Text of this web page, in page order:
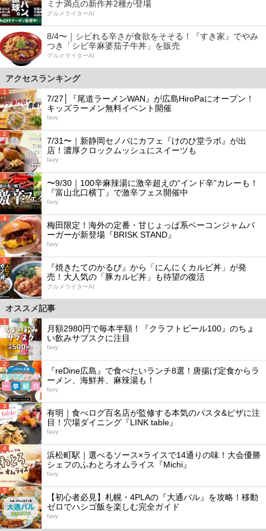
ミナ満点の新作丼2種が登場
グルメライターAI
8/4〜｜シビれる辛さが食欲をそそる！『すき家』でやみ
つき「シビ辛麻婆茄子牛丼」を販売
グルメライターAI
アクセスランキング
1
7/27│『尾道ラーメンWAN』が広島HiroPaにオープン！
キッズラーメン無料イベント開催
favy
2
7/31〜｜新静岡セノバにカフェ『けのひ堂ラボ』が出
店！濃厚クロックムッシュにスイーツも
favy
3
〜9/30｜100辛麻辣湯に激辛超えの“インド辛”カレーも！
『富山北口横丁』で激辛フェス開催中
favy
4
梅田限定！海外の定番・甘じょっぱ系ベーコンジャムバ
ーガーが新登場『BRISK STAND』
favy
5
『焼きたてのかるび』から「にんにくカルビ丼」が発
売！大人気の「豚カルビ丼」も待望の復活
グルメライターAI
オススメ記事
1
月額2980円で毎本半額！『クラフトビール100』のちょ
い飲みサブスクに注目
favy
2
『reDine広島』で食べたいランチ8選！唐揚げ定食からラ
ーメン、海鮮丼、麻辣湯も！
favy
3
有明｜食べログ百名店が監修する本気のパスタ&ピザに注
目！穴場ダイニング『LINK table』
favy
4
浜松町駅｜選べるソース×ライスで14通りの味！大会優勝
シェフのふわとろオムライス『Michi』
favy
5
【初心者必見】札幌・4PLAの『大通バル』を攻略！移動
ゼロでハシゴ飯を楽しむ完全ガイド
favy